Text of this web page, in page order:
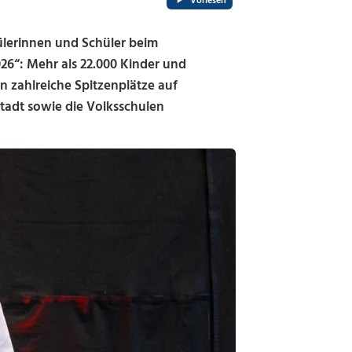
und Schüler beim
Mehr als 22.000 Kinder und
zahlreiche Spitzenplätze auf
sowie die Volksschulen